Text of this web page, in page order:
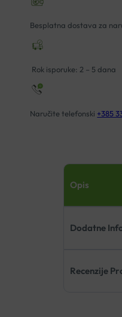
Besplatna dostava za
Rok isporuke: 2 – 5 dana
Naručite telefonski +385
Opis
Dodatne
Recenzije